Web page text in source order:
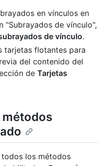
en vínculos en
"Subrayados de vínculo",
de vínculo.
tarjetas flotantes para
del contenido del
de Tarjetas
todos los métodos